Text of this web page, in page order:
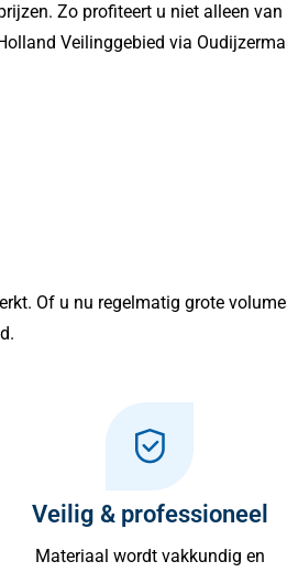
Zo profiteert u niet alleen
Veilinggebied via
Of u nu regelmatig grote
Veilig & professioneel
Materiaal wordt vakkundig en